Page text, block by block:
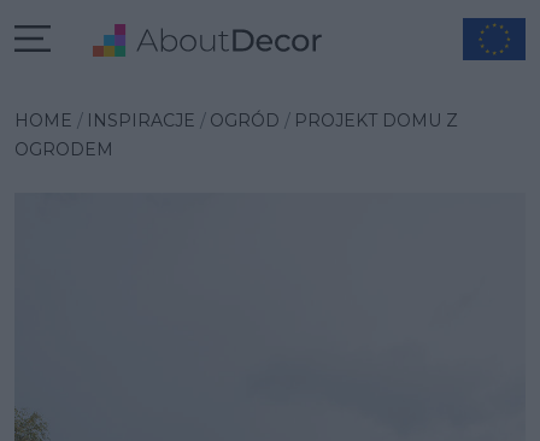
HOME INSPIRACJE OGRÓD
PROJEKT DOMU Z
OGRODEM